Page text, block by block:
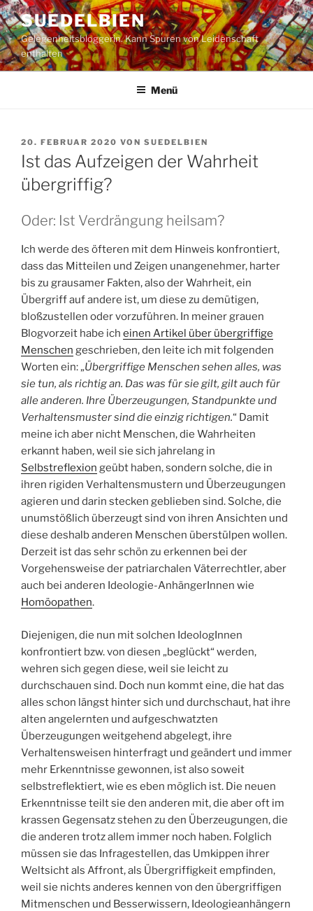
Zum
Inhalt
springen
SUEDELBIEN
Gelegenheitsbloggerin. Kann Spuren von Leidenschaft
enthalten
Menü
VERÖFFENTLICHT
AM
20. FEBRUAR 2020 VON SUEDELBIEN
Ist das Aufzeigen der Wahrheit
übergriffig?
Oder: Ist Verdrängung heilsam?
Ich werde des öfteren mit dem Hinweis konfrontiert,
dass das Mitteilen und Zeigen unangenehmer, harter
bis zu grausamer Fakten, also der Wahrheit, ein
Übergriff auf andere ist, um diese zu demütigen,
bloßzustellen oder vorzuführen. In meiner grauen
Blogvorzeit habe ich einen Artikel über übergriffige
Menschen geschrieben, den leite ich mit folgenden
Worten ein: „Übergriffige Menschen sehen alles, was
sie tun, als richtig an. Das was für sie gilt, gilt auch für
alle anderen. Ihre Überzeugungen, Standpunkte und
Verhaltensmuster sind die einzig richtigen.“ Damit
meine ich aber nicht Menschen, die Wahrheiten
erkannt haben, weil sie sich jahrelang in
Selbstreflexion geübt haben, sondern solche, die in
ihren rigiden Verhaltensmustern und Überzeugungen
agieren und darin stecken geblieben sind. Solche, die
unumstößlich überzeugt sind von ihren Ansichten und
diese deshalb anderen Menschen überstülpen wollen.
Derzeit ist das sehr schön zu erkennen bei der
Vorgehensweise der patriarchalen Väterrechtler, aber
auch bei anderen Ideologie-AnhängerInnen wie
Homöopathen.
Diejenigen, die nun mit solchen IdeologInnen
konfrontiert bzw. von diesen „beglückt“ werden,
wehren sich gegen diese, weil sie leicht zu
durchschauen sind. Doch nun kommt eine, die hat das
alles schon längst hinter sich und durchschaut, hat ihre
alten angelernten und aufgeschwatzten
Überzeugungen weitgehend abgelegt, ihre
Verhaltensweisen hinterfragt und geändert und immer
mehr Erkenntnisse gewonnen, ist also soweit
selbstreflektiert, wie es eben möglich ist. Die neuen
Erkenntnisse teilt sie den anderen mit, die aber oft im
krassen Gegensatz stehen zu den Überzeugungen, die
die anderen trotz allem immer noch haben. Folglich
müssen sie das Infragestellen, das Umkippen ihrer
Weltsicht als Affront, als Übergriffigkeit empfinden,
weil sie nichts anderes kennen von den übergriffigen
Mitmenschen und Besserwissern, Ideologieanhängern